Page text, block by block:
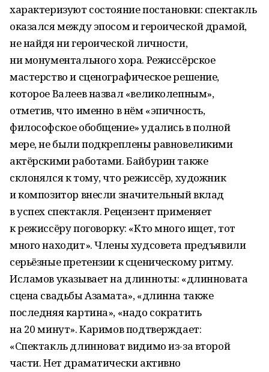
характеризуют состояние постановки: спектакль
оказался между эпосом и героической драмой,
не найдя ни героической личности,
ни монументального хора. Режиссёрское
мастерство и сценографическое решение,
которое Валеев назвал «великолепным»,
отметив, что именно в нём «эпичность,
философское обобщение» удались в полной
мере, не были подкреплены равновеликими
актёрскими работами. Байбурин также
склонялся к тому, что режиссёр, художник
и композитор внесли значительный вклад
в успех спектакля. Рецензент применяет
к режиссёру поговорку: «Кто много ищет, тот
много находит». Члены худсовета предъявили
серьёзные претензии к сценическому ритму.
Исламов указывает на длинноты: «длинновата
сцена свадьбы Азамата», «длинна также
последняя картина», «надо сократить
на 20 минут». Каримов подтверждает:
«Спектакль длинноват видимо из-за второй
части. Нет драматически активно